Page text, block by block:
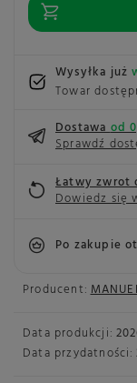
Producent:
Data produkcji:
Data przydatności:
Wysyłka już
Towar
Dostawaod
Sprawdź
Łatwy
Dowiedz się
Po zakupie